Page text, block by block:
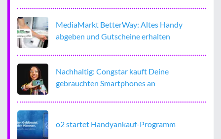
MediaMarkt BetterWay: Altes Handy
abgeben und Gutscheine erhalten
Nachhaltig: Congstar kauft Deine
gebrauchten Smartphones an
o2 startet Handyankauf-Programm